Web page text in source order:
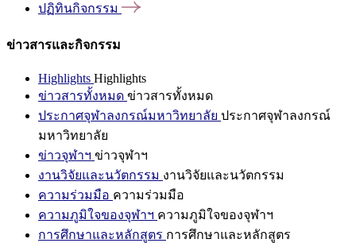
ปฏิทินกิจกรรม
ข่าวสารและกิจกรรม
Highlights Highlights
ข่าวสารทั้งหมด ข่าวสารทั้งหมด
ประกาศจุฬาลงกรณ์มหาวิทยาลัย ประกาศจุฬาลงกรณ์
มหาวิทยาลัย
ข่าวจุฬาฯ ข่าวจุฬาฯ
งานวิจัยและนวัตกรรม งานวิจัยและนวัตกรรม
ความร่วมมือ ความร่วมมือ
ความภูมิใจของจุฬาฯ ความภูมิใจของจุฬาฯ
การศึกษาและหลักสูตร การศึกษาและหลักสูตร